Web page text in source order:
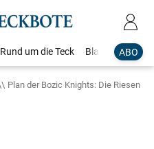
ABO
Rund um die Teck Blaulicht
Plan der Bozic Knights: Die Riesen